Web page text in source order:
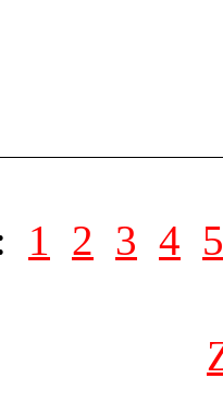
1 2 3 4 5